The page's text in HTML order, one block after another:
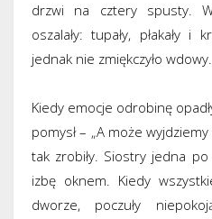
drzwi na cztery spusty.
oszalały: tupały, płakały i
jednak nie zmiękczyło wdowy.
Kiedy emocje odrobinę
pomysł – „A może
tak zrobiły. Siostry jedna po
izbę oknem. Kiedy
dworze, poczuły